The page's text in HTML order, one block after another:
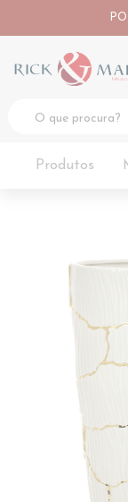
Produtos